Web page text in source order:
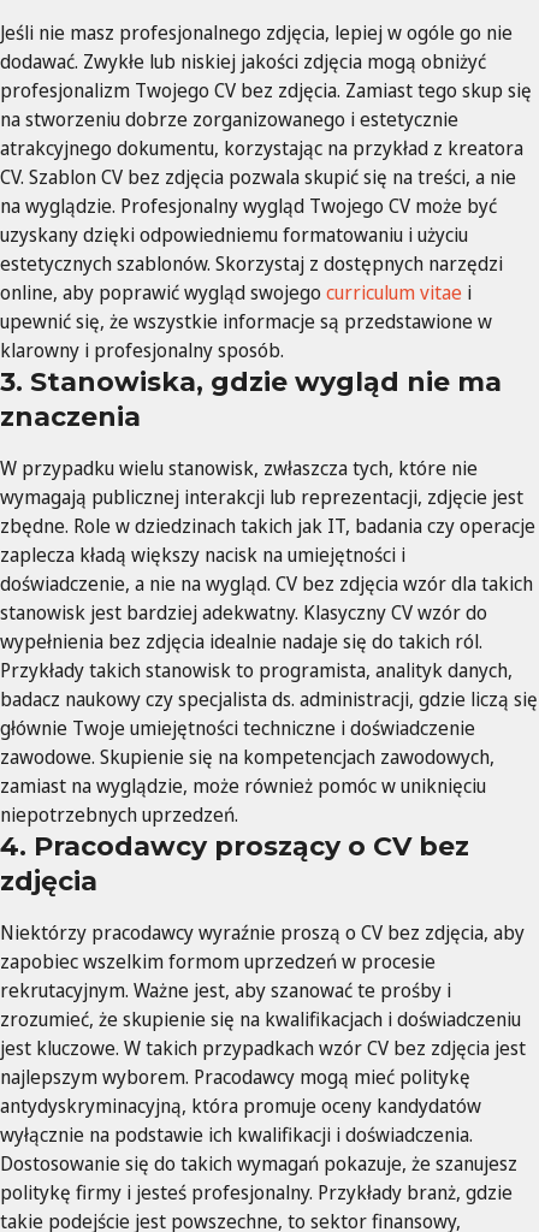
Jeśli nie masz profesjonalnego zdjęcia, lepiej w ogóle go nie
dodawać. Zwykłe lub niskiej jakości zdjęcia mogą obniżyć
profesjonalizm Twojego CV bez zdjęcia. Zamiast tego skup się
na stworzeniu dobrze zorganizowanego i estetycznie
atrakcyjnego dokumentu, korzystając na przykład z kreatora
CV. Szablon CV bez zdjęcia pozwala skupić się na treści, a nie
na wyglądzie. Profesjonalny wygląd Twojego CV może być
uzyskany dzięki odpowiedniemu formatowaniu i użyciu
estetycznych szablonów. Skorzystaj z dostępnych narzędzi
online, aby poprawić wygląd swojego curriculum vitae i
upewnić się, że wszystkie informacje są przedstawione w
klarowny i profesjonalny sposób.
3. Stanowiska, gdzie wygląd nie ma
znaczenia
W przypadku wielu stanowisk, zwłaszcza tych, które nie
wymagają publicznej interakcji lub reprezentacji, zdjęcie jest
zbędne. Role w dziedzinach takich jak IT, badania czy operacje
zaplecza kładą większy nacisk na umiejętności i
doświadczenie, a nie na wygląd. CV bez zdjęcia wzór dla takich
stanowisk jest bardziej adekwatny. Klasyczny CV wzór do
wypełnienia bez zdjęcia idealnie nadaje się do takich ról.
Przykłady takich stanowisk to programista, analityk danych,
badacz naukowy czy specjalista ds. administracji, gdzie liczą się
głównie Twoje umiejętności techniczne i doświadczenie
zawodowe. Skupienie się na kompetencjach zawodowych,
zamiast na wyglądzie, może również pomóc w uniknięciu
niepotrzebnych uprzedzeń.
4. Pracodawcy proszący o CV bez
zdjęcia
Niektórzy pracodawcy wyraźnie proszą o CV bez zdjęcia, aby
zapobiec wszelkim formom uprzedzeń w procesie
rekrutacyjnym. Ważne jest, aby szanować te prośby i
zrozumieć, że skupienie się na kwalifikacjach i doświadczeniu
jest kluczowe. W takich przypadkach wzór CV bez zdjęcia jest
najlepszym wyborem. Pracodawcy mogą mieć politykę
antydyskryminacyjną, która promuje oceny kandydatów
wyłącznie na podstawie ich kwalifikacji i doświadczenia.
Dostosowanie się do takich wymagań pokazuje, że szanujesz
politykę firmy i jesteś profesjonalny. Przykłady branż, gdzie
takie podejście jest powszechne, to sektor finansowy,